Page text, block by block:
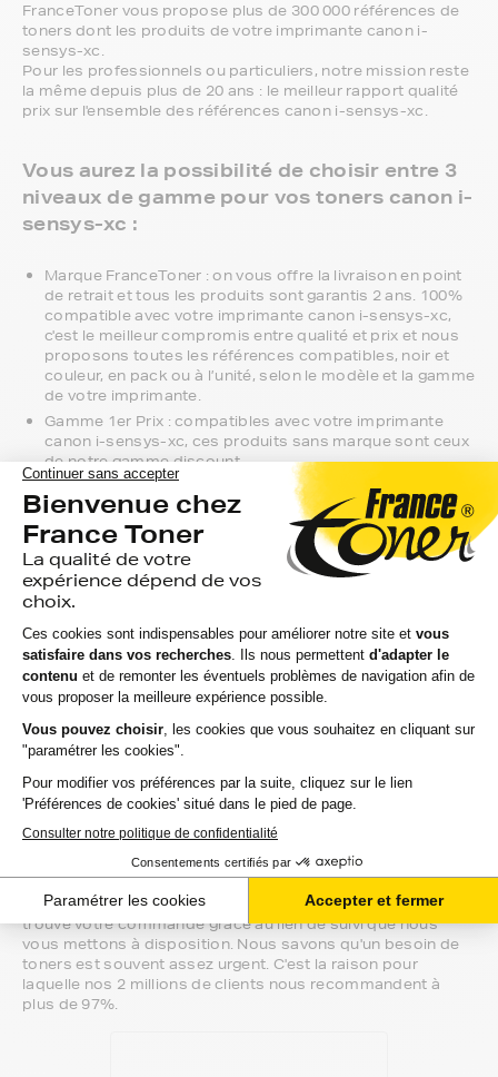
FranceToner vous propose plus de 300 000 références de
toners dont les produits de votre imprimante canon i-
sensys-xc.
Pour les professionnels ou particuliers, notre mission reste
la même depuis plus de 20 ans : le meilleur rapport qualité
prix sur l'ensemble des références canon i-sensys-xc.
Vous aurez la possibilité de choisir entre 3
niveaux de gamme pour vos toners canon i-
sensys-xc :
Marque FranceToner : on vous offre la livraison en point
de retrait et tous les produits sont garantis 2 ans. 100%
compatible avec votre imprimante canon i-sensys-xc,
c'est le meilleur compromis entre qualité et prix et nous
proposons toutes les références compatibles, noir et
couleur, en pack ou à l’unité, selon le modèle et la gamme
de votre imprimante.
Gamme 1er Prix : compatibles avec votre imprimante
canon i-sensys-xc, ces produits sans marque sont ceux
de notre gamme discount.
Marque constructeur : si vous avez l'habitude d'aller
chercher vos toners canon i-sensys-xc en magasin,
gagnez du temps en vous faisant livrer directement chez
vous.
Si vous avez la moindre question sur la
compatibilité de votre produit avec votre
imprimante canon i-sensys-xc, nous
sommes à votre écoute.
Notre équipe de conseillers saura vous accompagner sur le
meilleur choix ou sur l'installation de vos toners. Ils sont
disponibles soit par message au sein de votre espace client
ou directement par téléphone.
Une fois votre choix effectué, votre paiement est effectué
de manière complètement sécurisée. Plusieurs moyens de
paiements sont proposés selon vos besoins.
Il ne reste plus à vos toners pour canon i-sensys-xc de
quitter notre entrepôt. Vous saurez à tout moment où se
trouve votre commande grâce au lien de suivi que nous
vous mettons à disposition. Nous savons qu'un besoin de
toners est souvent assez urgent. C'est la raison pour
laquelle nos 2 millions de clients nous recommandent à
plus de 97%.